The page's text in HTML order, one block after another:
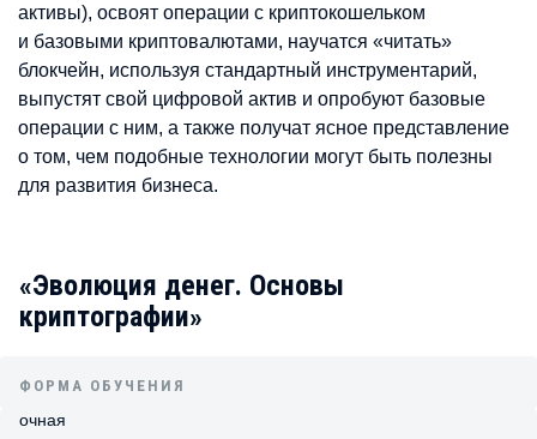
активы), освоят операции с криптокошельком
и базовыми криптовалютами, научатся «читать»
блокчейн, используя стандартный инструментарий,
выпустят свой цифровой актив и опробуют базовые
операции с ним, а также получат ясное представление
о том, чем подобные технологии могут быть полезны
для развития бизнеса.
«Эволюция денег. Основы
криптографии»
ФОРМА ОБУЧЕНИЯ
очная